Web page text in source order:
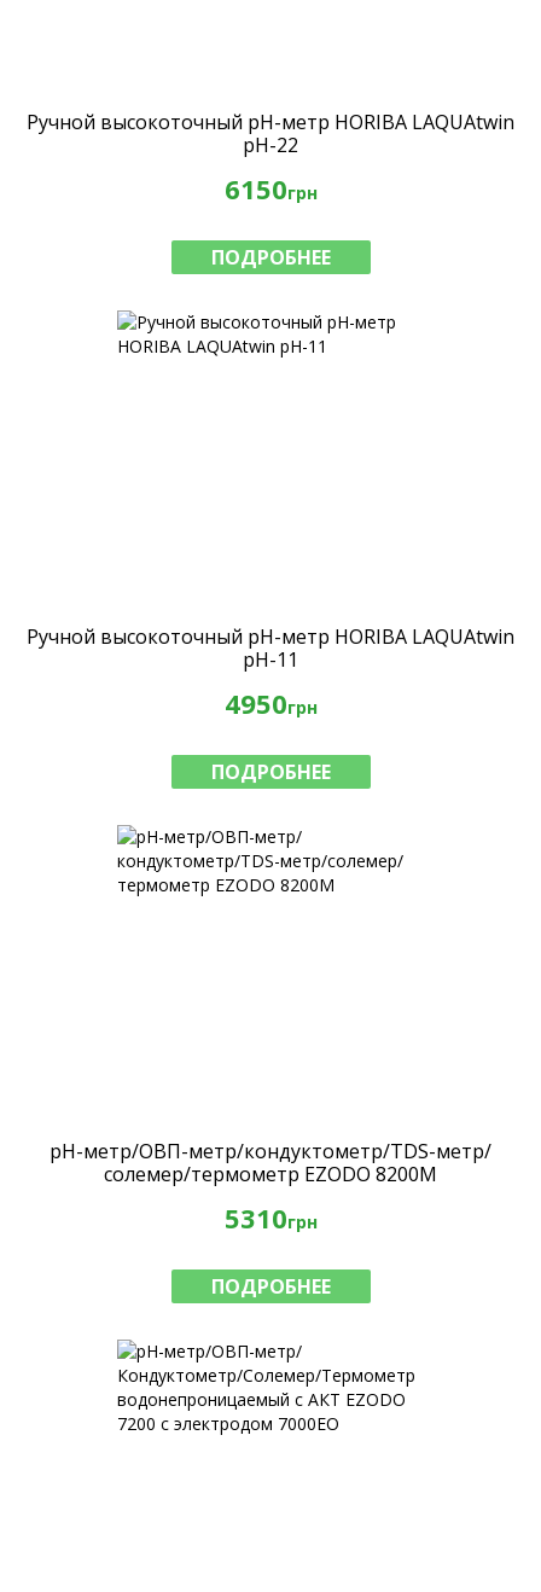
Ручной высокоточный рН-метр HORIBA LAQUAtwin
pH-22
6150грн
ПОДРОБНЕЕ
Ручной высокоточный рН-метр HORIBA LAQUAtwin
pH-11
4950грн
ПОДРОБНЕЕ
pH-метр/ОВП-метр/кондуктометр/TDS-метр/
солемер/термометр EZODO 8200M
5310грн
ПОДРОБНЕЕ